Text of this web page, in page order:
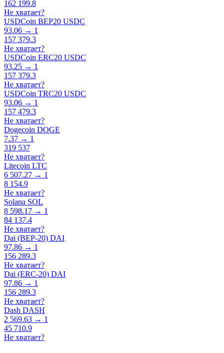
162 199.8
Не хватает?
USDCoin BEP20 USDC
93.06 → 1
157 379.3
Не хватает?
USDCoin ERC20 USDC
93.25 → 1
157 379.3
Не хватает?
USDCoin TRC20 USDC
93.06 → 1
157 479.3
Не хватает?
Dogecoin DOGE
7.37 → 1
319 537
Не хватает?
Litecoin LTC
6 507.27 → 1
8 154.9
Не хватает?
Solana SOL
8 598.17 → 1
84 137.4
Не хватает?
Dai (BEP-20) DAI
97.86 → 1
156 289.3
Не хватает?
Dai (ERC-20) DAI
97.86 → 1
156 289.3
Не хватает?
Dash DASH
2 569.63 → 1
45 710.9
Не хватает?